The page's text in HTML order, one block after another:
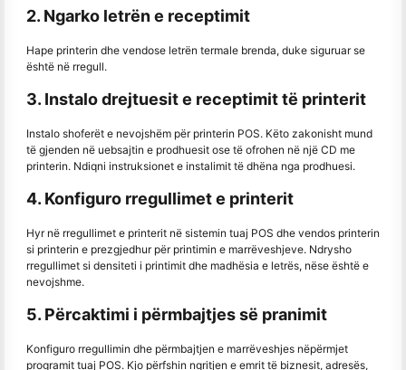
2. Ngarko letrën e receptimit
Hape printerin dhe vendose letrën termale brenda, duke siguruar se
është në rregull.
3. Instalo drejtuesit e receptimit të printerit
Instalo shoferët e nevojshëm për printerin POS. Këto zakonisht mund
të gjenden në uebsajtin e prodhuesit ose të ofrohen në një CD me
printerin. Ndiqni instruksionet e instalimit të dhëna nga prodhuesi.
4. Konfiguro rregullimet e printerit
Hyr në rregullimet e printerit në sistemin tuaj POS dhe vendos printerin
si printerin e prezgjedhur për printimin e marrëveshjeve. Ndrysho
rregullimet si densiteti i printimit dhe madhësia e letrës, nëse është e
nevojshme.
5. Përcaktimi i përmbajtjes së pranimit
Konfiguro rregullimin dhe përmbajtjen e marrëveshjes nëpërmjet
programit tuaj POS. Kjo përfshin ngritjen e emrit të biznesit, adresës,